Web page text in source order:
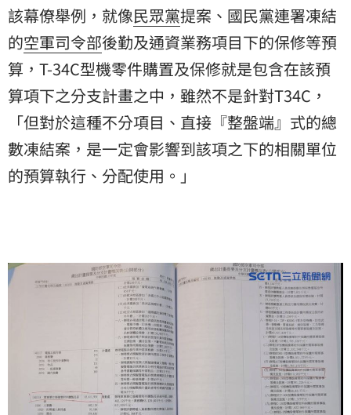
該幕僚舉例，就像民眾黨提案、國民黨連署凍結
的空軍司令部後勤及通資業務項目下的保修等預
算，T-34C型機零件購置及保修就是包含在該預
算項下之分支計畫之中，雖然不是針對T34C，
「但對於這種不分項目、直接『整盤端』式的總
數凍結案，是一定會影響到該項之下的相關單位
的預算執行、分配使用。」